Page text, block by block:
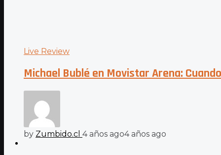
Live Review
Michael Bublé en Movistar Arena:
by Zumbido.cl 4 años ago4 años ago